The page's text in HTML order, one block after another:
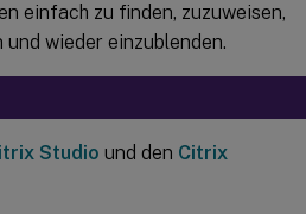
einfach zu finden, zuzuweisen,
wieder einzublenden.
Studio und den Citrix